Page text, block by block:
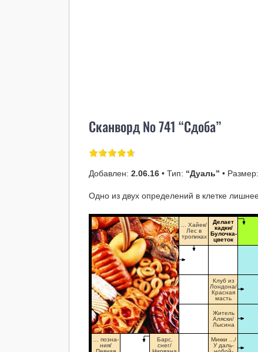
Сканворд № 741 “Сдоба”
Добавлен:2.06.16 • Тип: “Дуаль” • Размер:
Одно из двух определений в клетке
... Хайек/
Лес в
тропиках
Делает
кадки/
Булочка-
цветок
Клуб из
Лондона/
Красная
масть
Житель
Аляски/
Лысина
… позна-
ния/
Барс,
снег/
Микки .../
У даль-